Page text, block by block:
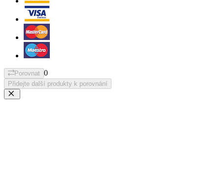
Porovnat 0
Přidejte další produkty k porovnání